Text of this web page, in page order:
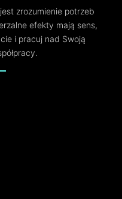
zrozumienie potrzeb
efekty mają sens,
i pracuj nad Swoją